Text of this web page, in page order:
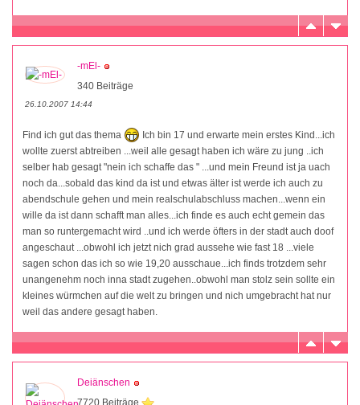
-mEl-
340 Beiträge
26.10.2007 14:44
Find ich gut das thema
Ich bin 17 und erwarte mein erstes Kind...ich
wollte zuerst abtreiben ...weil alle gesagt haben ich wäre zu jung ..ich
selber hab gesagt "nein ich schaffe das " ...und mein Freund ist ja uach
noch da...sobald das kind da ist und etwas älter ist werde ich auch zu
abendschule gehen und mein realschulabschluss machen...wenn ein
wille da ist dann schafft man alles...ich finde es auch echt gemein das
man so runtergemacht wird ..und ich werde öfters in der stadt auch doof
angeschaut ...obwohl ich jetzt nich grad aussehe wie fast 18 ...viele
sagen schon das ich so wie 19,20 ausschaue...ich finds trotzdem sehr
unangenehm noch inna stadt zugehen..obwohl man stolz sein sollte ein
kleines würmchen auf die welt zu bringen und nich umgebracht hat nur
weil das andere gesagt haben.
Deiänschen